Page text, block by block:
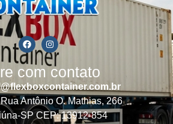
com contato
Antônio O. Mathias, 266
SP CEP: 13912-854